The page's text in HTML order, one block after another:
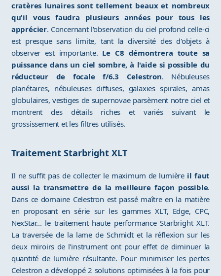
cratères lunaires sont tellement beaux et nombreux
qu'il vous faudra plusieurs années pour tous les
apprécier. Concernant l'observation du ciel profond celle-ci
est presque sans limite, tant la diversité des d'objets à
observer est importante. Le C8 démontrera toute sa
puissance dans un ciel sombre, à l'aide si possible du
réducteur de focale f/6.3 Celestron. Nébuleuses
planétaires, nébuleuses diffuses, galaxies spirales, amas
globulaires, vestiges de supernovae parsèment notre ciel et
montrent des détails riches et variés suivant le
grossissement et les filtres utilisés.
Traitement Starbright XLT
Il ne suffit pas de collecter le maximum de lumière il faut
aussi la transmettre de la meilleure façon possible.
Dans ce domaine Celestron est passé maître en la matière
en proposant en série sur les gammes XLT, Edge, CPC,
NexStar... le traitement haute performance Starbright XLT.
La traversée de la lame de Schmidt et la réflexion sur les
deux miroirs de l'instrument ont pour effet de diminuer la
quantité de lumière résultante. Pour minimiser les pertes
Celestron a développé 2 solutions optimisées à la fois pour